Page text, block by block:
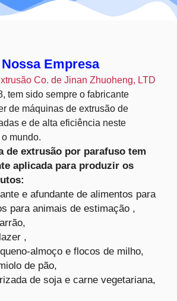
Empresa
Co. de Jinan Zhuoheng, LTD
tem sido sempre o fabricante
de máquinas de extrusão de
e de alta eficiência neste
mundo.
de extrusão por parafuso tem
aplicada para produzir os
e afundante de alimentos para
para animais de estimação ,
,
almoço e flocos de milho,
de pão,
de soja e carne vegetariana,